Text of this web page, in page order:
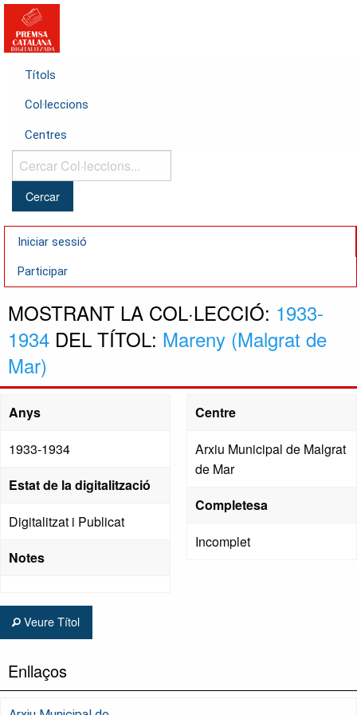
Títols
Col·leccions
Centres
Cercar
Col·leccions...
Iniciar sessió
Participar
MOSTRANT LA COL·LECCIÓ: 1933-
1934 DEL TÍTOL: Mareny (Malgrat de
Mar)
Anys
1933-1934
Estat de la digitalització
Digitalitzat i Publicat
Notes
Centre
Arxiu Municipal de Malgrat
de Mar
Completesa
Incomplet
Veure Títol
Enllaços